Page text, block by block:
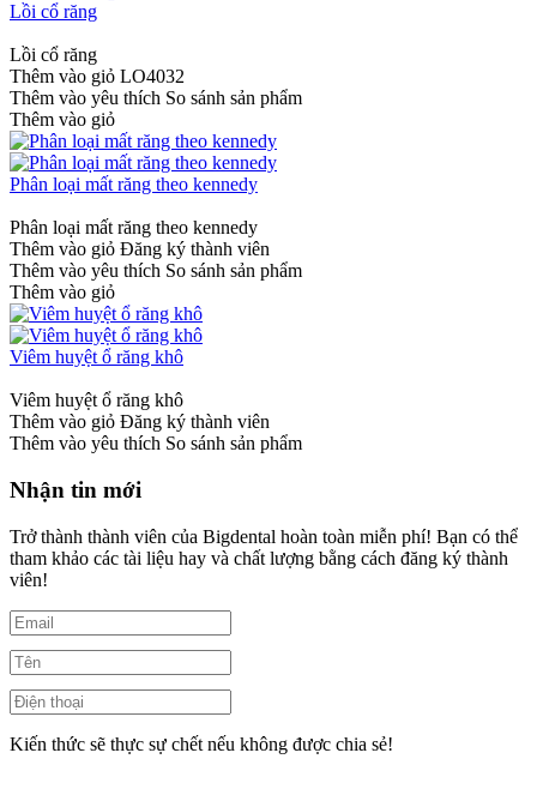
Lồi cổ răng
Lồi cổ răng
Thêm vào giỏ LO4032
Thêm vào yêu thích So sánh sản phẩm
Thêm vào giỏ
Phân loại mất răng theo kennedy
Phân loại mất răng theo kennedy
Thêm vào giỏ Đăng ký thành viên
Thêm vào yêu thích So sánh sản phẩm
Thêm vào giỏ
Viêm huyệt ổ răng khô
Viêm huyệt ổ răng khô
Thêm vào giỏ Đăng ký thành viên
Thêm vào yêu thích So sánh sản phẩm
Nhận tin mới
Trở thành thành viên của Bigdental hoàn toàn miễn phí! Bạn có thể
tham khảo các tài liệu hay và chất lượng bằng cách đăng ký thành
viên!
Kiến thức sẽ thực sự chết nếu không được chia sẻ!